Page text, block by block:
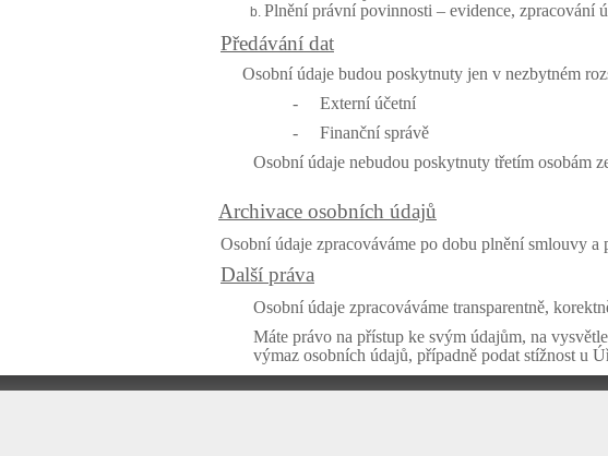
Plnění právní povinnosti – evidence,
Předávání dat
Osobní údaje budou poskytnuty jen v nezbytném
-
Externí účetní
-
Finanční správě
Osobní údaje nebudou poskytnuty třetím osobám
Archivace osobních údajů
Osobní údaje zpracováváme po dobu plnění smlouvy
Další práva
Osobní údaje zpracováváme transparentně,
Máte právo na přístup ke svým údajům, na
výmaz osobních údajů, případně podat stížnost u